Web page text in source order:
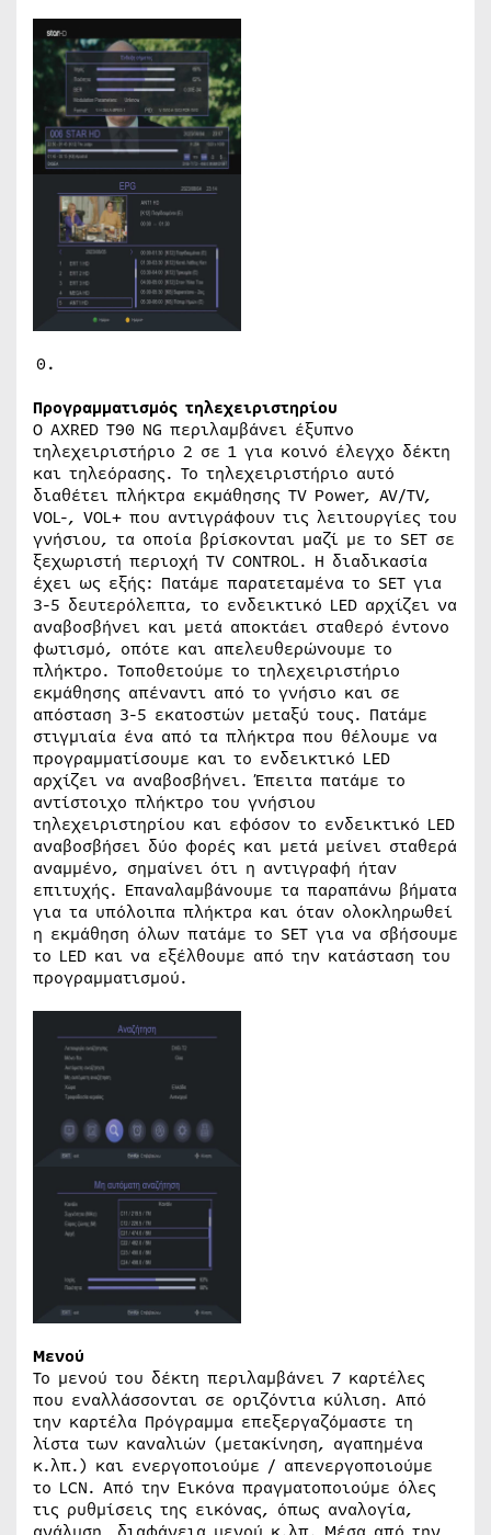
Προγραμματισμός τηλεχειριστηρίου
Ο AXRED T90 NG περιλαμβάνει έξυπνο
τηλεχειριστήριο 2 σε 1 για κοινό έλεγχο δέκτη
και τηλεόρασης. Το τηλεχειριστήριο αυτό
διαθέτει πλήκτρα εκμάθησης TV Power, AV/TV,
VOL-, VOL+ που αντιγράφουν τις λειτουργίες του
γνήσιου, τα οποία βρίσκονται μαζί με το SET σε
ξεχωριστή περιοχή TV CONTROL. Η διαδικασία
έχει ως εξής: Πατάμε παρατεταμένα το SET για
3-5 δευτερόλεπτα, το ενδεικτικό LED αρχίζει να
αναβοσβήνει και μετά αποκτάει σταθερό έντονο
φωτισμό, οπότε και απελευθερώνουμε το
πλήκτρο. Τοποθετούμε το τηλεχειριστήριο
εκμάθησης απέναντι από το γνήσιο και σε
απόσταση 3-5 εκατοστών μεταξύ τους. Πατάμε
στιγμιαία ένα από τα πλήκτρα που θέλουμε να
προγραμματίσουμε και το ενδεικτικό LED
αρχίζει να αναβοσβήνει. Έπειτα πατάμε το
αντίστοιχο πλήκτρο του γνήσιου
τηλεχειριστηρίου και εφόσον το ενδεικτικό LED
αναβοσβήσει δύο φορές και μετά μείνει σταθερά
αναμμένο, σημαίνει ότι η αντιγραφή ήταν
επιτυχής. Επαναλαμβάνουμε τα παραπάνω βήματα
για τα υπόλοιπα πλήκτρα και όταν ολοκληρωθεί
η εκμάθηση όλων πατάμε το SET για να σβήσουμε
το LED και να εξέλθουμε από την κατάσταση του
προγραμματισμού.
Μενού
Το μενού του δέκτη περιλαμβάνει 7 καρτέλες
που εναλλάσσονται σε οριζόντια κύλιση. Από
την καρτέλα Πρόγραμμα επεξεργαζόμαστε τη
λίστα των καναλιών (μετακίνηση, αγαπημένα
κ.λπ.) και ενεργοποιούμε / απενεργοποιούμε
το LCN. Από την Εικόνα πραγματοποιούμε όλες
τις ρυθμίσεις της εικόνας, όπως αναλογία,